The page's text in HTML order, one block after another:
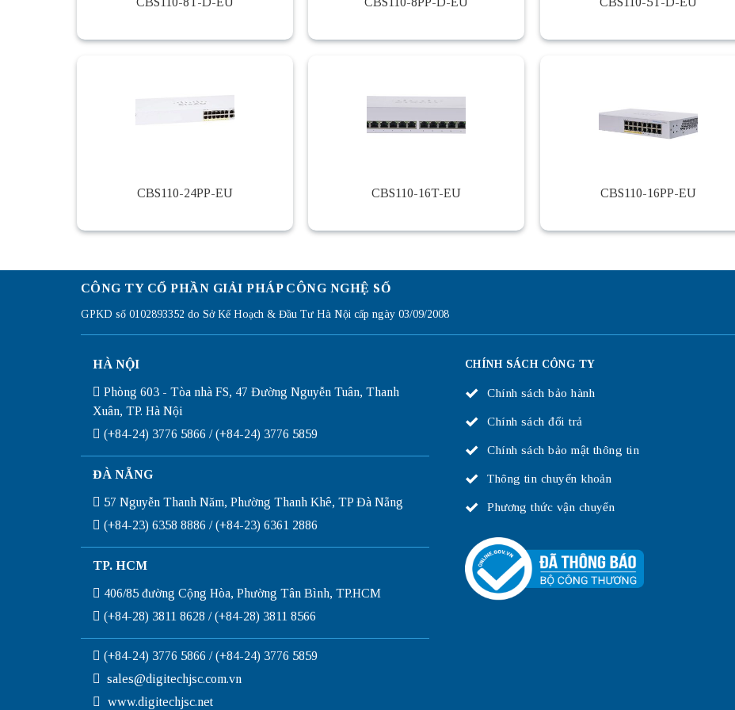
CBS110-24PP-EU CBS110-16T-EU CBS110-16PP-EU
CÔNG TY CỔ PHẦN GIẢI PHÁP CÔNG NGHỆ SỐ
GPKD số 0102893352 do Sở Kế Hoạch & Đầu Tư Hà Nội cấp ngày 03/09/2008
HÀ NỘI
Phòng 603 - Tòa nhà FS, 47 Đường Nguyễn Tuân, Thanh
Xuân, TP. Hà Nội
(+84-24) 3776 5866 / (+84-24) 3776 5859
ĐÀ NẴNG
57 Nguyễn Thanh Năm, Phường Thanh Khê, TP Đà Nẵng
(+84-23) 6358 8886 / (+84-23) 6361 2886
TP. HCM
406/85 đường Cộng Hòa, Phường Tân Bình, TP.HCM
(+84-28) 3811 8628 / (+84-28) 3811 8566
(+84-24) 3776 5866 / (+84-24) 3776 5859
sales@digitechjsc.com.vn
www.digitechjsc.net
CHÍNH SÁCH CÔNG TY
Chính sách bảo hành
Chính sách đổi trả
Chính sách bảo mật thông tin
Thông tin chuyển khoản
Phương thức vận chuyển